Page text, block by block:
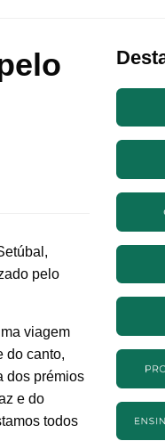
pelo
viagem
do canto,
dos prémios
e do
todos